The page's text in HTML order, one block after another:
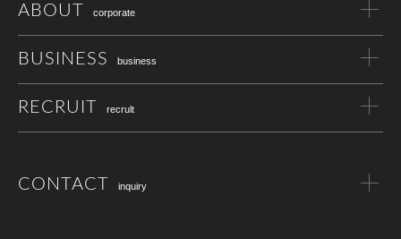
ABOUT corporate
BUSINESS business
RECRUIT recrult
CONTACT inquiry